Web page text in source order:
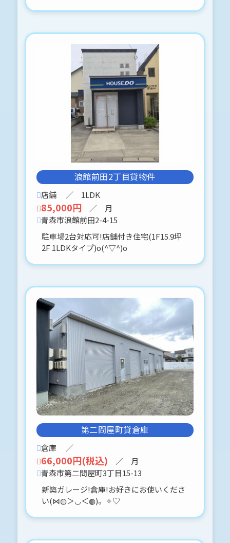
築浅の綺麗な物件です*:.。.(＊๓
よろしくお願いします。
2026-05-16
マック青森コート-305号 青森市南佃2
丁目21-8
賃借人が住んでいますが、写真を掲載
しました。
あくまで参考資料として、ご覧願いま
とてもきれいに使用している方です。
内見に関しては事前予約をお願いしま
天井も高く、広い空間が有ります。
オーナーチェンジ物件になります。
価格は、オーナーチェンジ物件故、抑
えた金額となあっています。
ご検討、よろしくお願いします。
2026-05-08
サンシティ花園-102 〒030-0966 青
森市花園２丁目４４－１０
申込予約、入りましたo(^▽^)oありが
とうございました♪
2026-05-01
青森市浪館前田2丁目4-15 中田様貸物
一戸建て貸物件
２F １LDK居住用スペース有ります。
６月上旬入居可 駐車場２台対応可能
です(⋈◍＞◡＜◍)。✧♡
2026-04-28
サンシティ花園-102 〒030-0966 青
５月９日迄、仮押え入りました。
浪館前田2丁目貸物件
店舗 ／ 1LDK
85,000円／ 月
青森市浪館前田2-4-15
駐車場2台対応可!店舗付き住宅(1F15.9坪
2F 1LDKタイプ)o(^▽^)o
第二問屋町貸倉庫
倉庫 ／
66,000円(税込) ／ 月
青森市第二問屋町3丁目15-13
新築ガレージ!倉庫!お好きにお使いくださ
い(⋈◍＞◡＜◍)。✧♡